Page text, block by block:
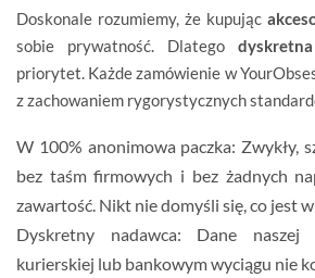
Doskonale rozumiemy, że kupując
sobie prywatność. Dlatego
priorytet. Każde zamówienie w
z zachowaniem rygorystycznych
W 100% anonimowa paczka: Zwykły,
bez taśm firmowych i bez żadnych
zawartość. Nikt nie domyśli się, co jest
Dyskretny nadawca: Dane naszej
kurierskiej lub bankowym wyciągu nie